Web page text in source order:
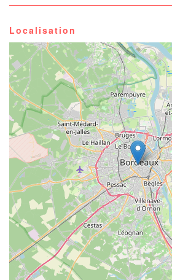
Localisation